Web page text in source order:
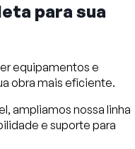
para sua
equipamentos e
obra mais eficiente.
ampliamos nossa linha
e suporte para